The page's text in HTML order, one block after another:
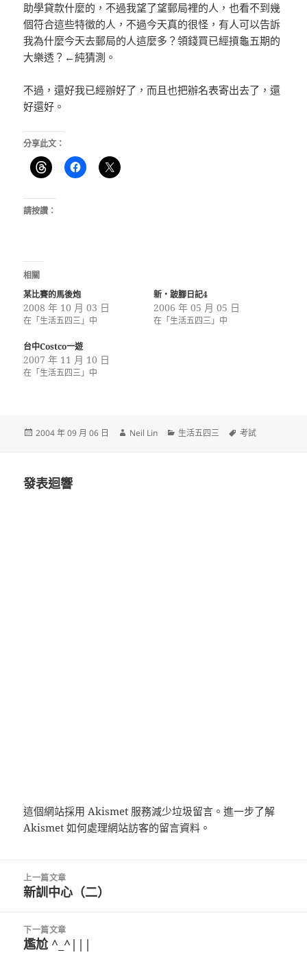
助學貸款什麼的，不過我望了望郵局裡的人，也看不到幾
個符合這些特徵的人，不過今天真的很怪，有人可以告訴
我為什麼今天去郵局的人這麼多？領錢買已經摃龜五期的
大樂透？←純猜測。
不過，還好我已經辦好了，而且也把辦名表寄出去了，還
好還好。
分享此文：
請按讚：
相關
某比賽的馬後炮
2008 年 10 月 03 日
在「生活五四三」中
新‧跛腳日記4
2006 年 05 月 05 日
在「生活五四三」中
台中Costco一遊
2007 年 11 月 10 日
在「生活五四三」中
發
2004 年 09 月 06 日
作
Neil Lin
分
生活五四三
標
考試
發表迴響
這個網站採用 Akismet 服務減少垃圾留言。進一步了解
Akismet 如何處理網站訪客的留言資料 。
上一篇文章
上
篇
文
新訓中心（二）
下一篇文章
下
尷尬 ^_^|||